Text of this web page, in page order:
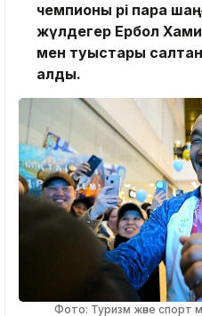
чемпионы әрі пара
жүлдегер Ербол
мен туыстары
алды.
Фото: Туризм және спорт